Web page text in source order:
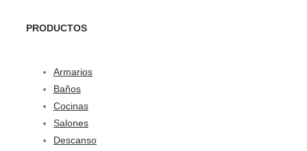
PRODUCTOS
Armarios
Baños
Cocinas
Salones
Descanso